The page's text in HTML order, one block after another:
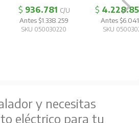
$ 936.781 C/U
Antes $1.338.259
SKU 050030220
$
Antes
SKU
y necesitas
eléctrico para tu